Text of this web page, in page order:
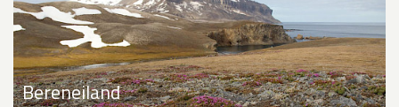
Bereneiland